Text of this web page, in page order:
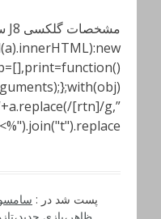
مشخصات گلکسی J8 سامسونگ در گیگ‌بنچ ظاهر شد
[rtn]/g,”
((^
پست شد در :